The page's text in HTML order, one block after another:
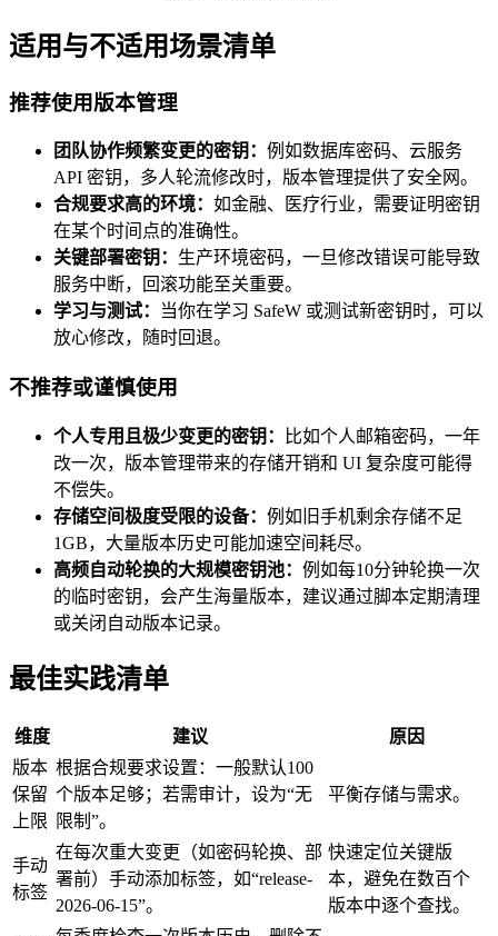
适用与不适用场景清单
推荐使用版本管理
团队协作频繁变更的密钥： 例如数据库密码、云服务
API 密钥，多人轮流修改时，版本管理提供了安全网。
合规要求高的环境： 如金融、医疗行业，需要证明密钥
在某个时间点的准确性。
关键部署密钥： 生产环境密码，一旦修改错误可能导致
服务中断，回滚功能至关重要。
学习与测试：
当你在学习 SafeW 或测试新密钥时，可以
放心修改，随时回退。
不推荐或谨慎使用
个人专用且极少变更的密钥：
比如个人邮箱密码，一年
改一次，版本管理带来的存储开销和 UI 复杂度可能得
不偿失。
存储空间极度受限的设备： 例如旧手机剩余存储不足
1GB，大量版本历史可能加速空间耗尽。
高频自动轮换的大规模密钥池： 例如每10分钟轮换一次
的临时密钥，会产生海量版本，建议通过脚本定期清理
或关闭自动版本记录。
最佳实践清单
维度 建议
原因
版本
保留
上限
根据合规要求设置：一般默认100
个版本足够；若需审计，设为“无
限制”。
平衡存储与需求。
手动
标签
在每次重大变更（如密码轮换、部
署前）手动添加标签，如“release-
2026-06-15”。
快速定位关键版
本，避免在数百个
版本中逐个查找。